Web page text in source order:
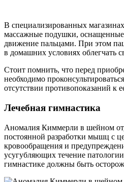
В специализированных
массажные подушки,
движение пальцами. При этом
в домашних условиях облегчать
Стоит помнить, что перед
необходимо
отсутствии противопоказаний к
Лечебная гимнастика
Аномалия Киммерли в шейном
постоянной разработки мышц с
кровообращения и
усугубляющих течение
гимнастике должны быть